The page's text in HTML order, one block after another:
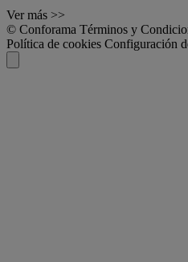
Ver más >>
© Conforama Términos y
Política de cookies Configuración